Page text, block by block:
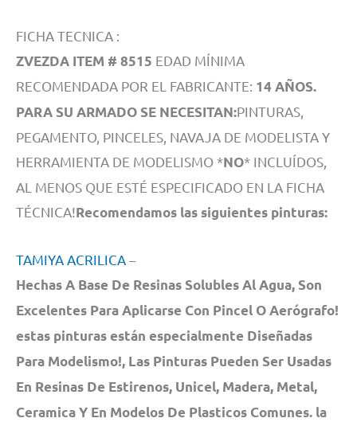
FICHA TECNICA :
ZVEZDA ITEM # 8515 EDAD MÍNIMA
RECOMENDADA POR EL FABRICANTE: 14 AÑOS.
PARA SU ARMADO SE NECESITAN:PINTURAS,
PEGAMENTO, PINCELES, NAVAJA DE MODELISTA Y
HERRAMIENTA DE MODELISMO *NO* INCLUÍDOS,
AL MENOS QUE ESTÉ ESPECIFICADO EN LA FICHA
TÉCNICA!Recomendamos las siguientes pinturas:
TAMIYA ACRILICA–
Hechas A Base De Resinas Solubles Al Agua, Son
Excelentes Para Aplicarse Con Pincel O Aerógrafo!
estas pinturas están especialmente Diseñadas
Para Modelismo!, Las Pinturas Pueden Ser Usadas
En Resinas De Estirenos, Unicel, Madera, Metal,
Ceramica Y En Modelos De Plasticos Comunes. la